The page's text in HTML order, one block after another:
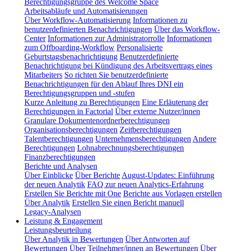
Arbeitsabläufe und Automatisierungen
Über Workflow-Automatisierung Informationen zu
benutzerdefinierten Benachrichtigungen Über das Workflow-
Center Informationen zur Administratorrolle Informationen
zum Offboarding-Workflow Personalisierte
Geburtstagsbenachrichtigung Benutzerdefinierte
Benachrichtigung bei Kündigung des Arbeitsvertrags eines
Mitarbeiters So richten Sie benutzerdefinierte
Benachrichtigungen für den Ablauf Ihres DNI ein
Berechtigungsgruppen und -stufen
Kurze Anleitung zu Berechtigungen Eine Erläuterung der
Berechtigungen in Factorial Über externe Nutzer/innen
Granulare Dokumentenordnerberechtigungen
Organisationsberechtigungen Zeitberechtigungen
Talentberechtigungen Unternehmensberechtigungen Andere
Berechtigungen Lohnabrechnungsberechtigungen
Finanzberechtigungen
Berichte und Analysen
Über Einblicke Über Berichte August-Updates: Einführung
der neuen Analytik FAQ zur neuen Analytics-Erfahrung
Erstellen Sie Berichte mit One Berichte aus Vorlagen erstellen
Über Analytik Erstellen Sie einen Bericht manuell
Legacy-Analysen
Leistung & Engagement
Leistungsbeurteilung
Über Analytik in Bewertungen Über Antworten auf
Bewertungen Über Teilnehmer/innen an Bewertungen Über